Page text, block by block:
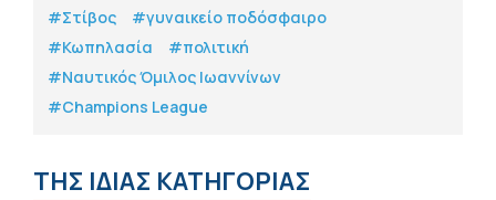
#Στίβος
#γυναικείο ποδόσφαιρο
#Κωπηλασία
#πολιτική
#Ναυτικός Όμιλος Ιωαννίνων
#Champions League
ΤΗΣ ΙΔΙΑΣ ΚΑΤΗΓΟΡΙΑΣ